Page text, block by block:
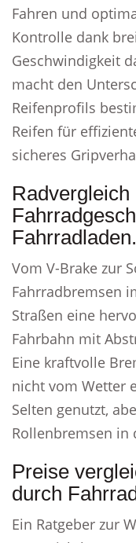
Fahren und
Kontrolle dank
Geschwindigkeit
macht den
Reifenprofils
Reifen für
sicheres
Radvergleich
Fahrradladen.
Vom V-Brake zur
Fahrradbremsen
Straßen eine
Fahrbahn mit
Eine kraftvolle
nicht vom Wetter
Selten genutzt,
Rollenbremsen in
Preise
durch
Ein Ratgeber zur